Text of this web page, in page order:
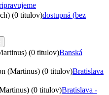
(0 titulov)dostupná (bez
(0 titulov)Banská
(Martinus) (0 titulov)Bratislava
(0 titulov)Bratislava -